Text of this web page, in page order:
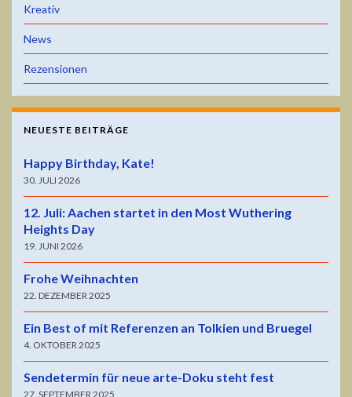
Kreativ
News
Rezensionen
NEUESTE BEITRÄGE
Happy Birthday, Kate!
30. JULI 2026
12. Juli: Aachen startet in den Most Wuthering
Heights Day
19. JUNI 2026
Frohe Weihnachten
22. DEZEMBER 2025
Ein Best of mit Referenzen an Tolkien und Bruegel
4. OKTOBER 2025
Sendetermin für neue arte-Doku steht fest
27. SEPTEMBER 2025